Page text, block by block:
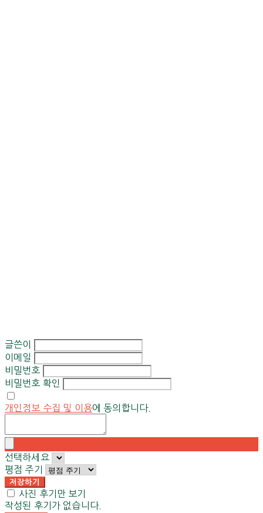
글쓴이
이메일
비밀번호
비밀번호 확인
개인정보 수집 및 이용에 동의합니다.
선택하세요
평점 주기
저장하기
사진 후기만 보기
작성된 후기가 없습니다.